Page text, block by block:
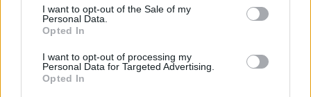
I want to opt-out of the Sale of my
Personal Data.
Opted In
I want to opt-out of processing my
Personal Data for Targeted Advertising.
Opted In
préfèrent les algues aux
médecins et qui font du
le gaspillage et c'est le
même combat pour votre